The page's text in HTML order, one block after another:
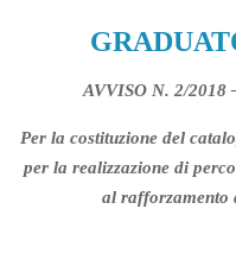
AVVISO N. 2/2018
Per la costituzione del
per la realizzazione di
al rafforzamento